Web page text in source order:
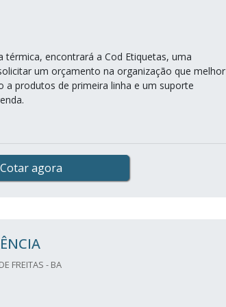
encontrará a Cod Etiquetas, uma
um orçamento na organização que melhor
produtos de primeira linha e um suporte
Cotar agora
FREITAS - BA